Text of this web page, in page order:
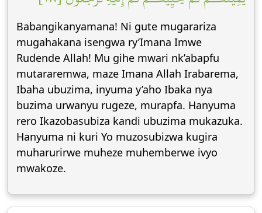
Babangikanyamana! Ni gute mugarariza
mugahakana isengwa ry’Imana Imwe
Rudende Allah! Mu gihe mwari nk’abapfu
mutararemwa, maze Imana Allah Irabarema,
Ibaha ubuzima, inyuma y’aho Ibaka nya
buzima urwanyu rugeze, murapfa. Hanyuma
rero Ikazobasubiza kandi ubuzima mukazuka.
Hanyuma ni kuri Yo muzosubizwa kugira
muharurirwe muheze muhemberwe ivyo
mwakoze.